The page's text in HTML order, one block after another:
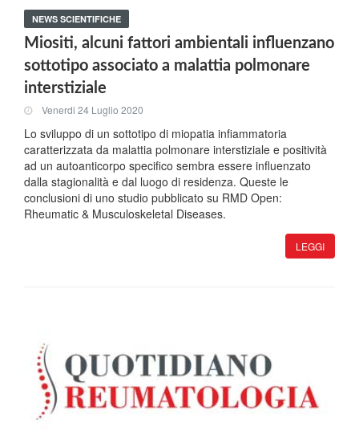
NEWS SCIENTIFICHE
Miositi, alcuni fattori ambientali influenzano
sottotipo associato a malattia polmonare
interstiziale
Venerdi 24 Luglio 2020
Lo sviluppo di un sottotipo di miopatia infiammatoria
caratterizzata da malattia polmonare interstiziale e positività
ad un autoanticorpo specifico sembra essere influenzato
dalla stagionalità e dal luogo di residenza. Queste le
conclusioni di uno studio pubblicato su RMD Open:
Rheumatic & Musculoskeletal Diseases.
LEGGI